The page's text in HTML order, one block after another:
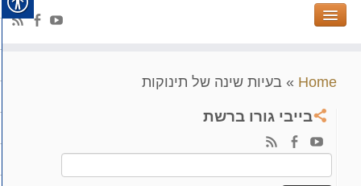
Home
» בעיות שינה של תינוקות
בייבי גורו ברשת